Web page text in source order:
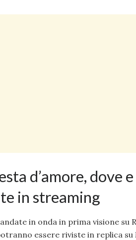
d’amore, dove
in streaming
in onda in prima visione su
essere riviste in replica su